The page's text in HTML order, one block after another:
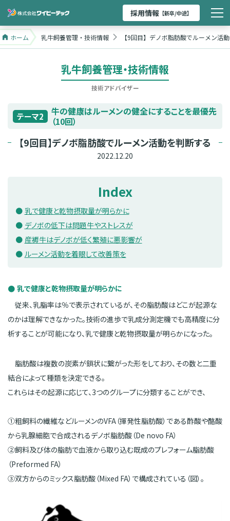
採用情報 【新卒/中途】
ホーム 乳牛飼養管理・技術情報 【9回目】デノボ脂肪酸でルーメン活
乳牛飼養管理・技術情報
技術アドバイザー
テーマ2
牛の健康はルーメンの健全にすることを最優先
（10回）
【9回目】デノボ脂肪酸でルーメン活動を判断する
2022.12.20
Index
乳で健康と乾物摂取量が明らかに
デノボの低下は問題牛やストレスが
産褥牛はデノボが低く繁殖に悪影響が
ルーメン活動を着眼して改善策を
乳で健康と乾物摂取量が明らかに
従来、乳脂率は％で表示されているが、その脂肪酸はどこが起源な
のかは理解できなかった。技術の進歩で乳成分測定機でも高精度に分
析することが可能になり、乳で健康と乾物摂取量が明らかになった。
脂肪酸は複数の炭素が鎖状に繋がった形をしており、その数と二重
結合によって種類を決定できる。
これらはその起源に応じて、3つのグループに分類することができ、
①粗飼料の繊維などルーメンのVFA（揮発性脂肪酸）である酢酸や酪酸
から乳腺細胞で合成されるデノボ脂肪酸（De novo FA）
②飼料及び体の脂肪で血液から取り込む既成のプレフォーム脂肪酸
（Preformed FA）
③双方からのミックス脂肪酸（Mixed FA）で構成されている（図）。